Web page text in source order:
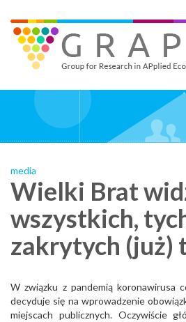
main
content
media
Wielki Brat
wszystkich,
zakrytych (już)
W związku z pandemią koronawirusa
decyduje się na wprowadzenie
miejscach publicznych. Oczywiście